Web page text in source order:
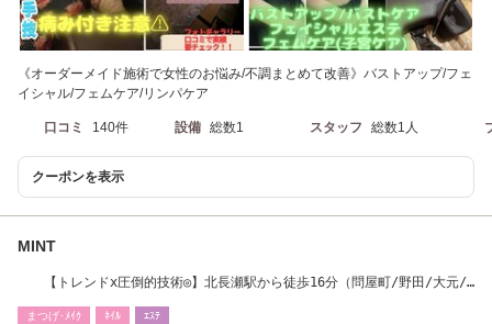
《オーダーメイド施術で女性のお悩み/不調まとめて改善》バストアップ/フェ
イシャル/フェムケア/リンパケア
口コミ 140件 設備 総数1 スタッフ 総数1人
クーポンを表示
MINT
【トレンドx圧倒的技術◎】北長瀬駅から徒歩16分（問屋町/野田/大元/
まつげ･ﾒｲｸ ﾈｲﾙ ｴｽﾃ